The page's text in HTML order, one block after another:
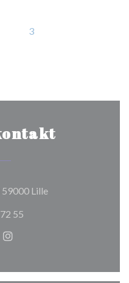
3
59000 Lille((otevře se v
55
((otevře se v novém
Instagram ((otevře se v